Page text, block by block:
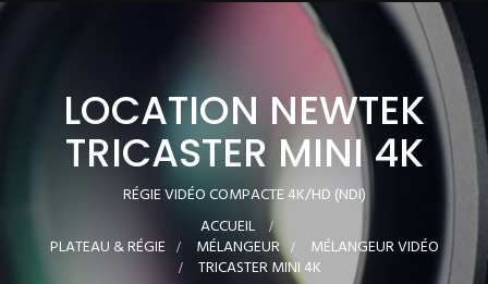
LOCATION NEWTEK
TRICASTER MINI 4K
RÉGIE VIDÉO COMPACTE 4K/HD (NDI)
ACCUEIL >
PLATEAU & RÉGIE > MÉLANGEUR >
MÉLANGEUR VIDÉO
>
TRICASTER MINI 4K